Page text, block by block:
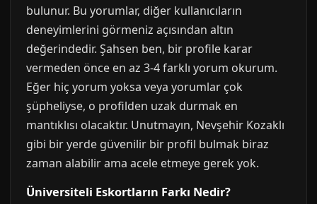
bulunur. Bu yorumlar, diğer kullanıcıların
deneyimlerini görmeniz açısından altın
değerindedir. Şahsen ben, bir profile karar
vermeden önce en az 3-4 farklı yorum okurum.
Eğer hiç yorum yoksa veya yorumlar çok
şüpheliyse, o profilden uzak durmak en
mantıklısı olacaktır. Unutmayın, Nevşehir Kozaklı
gibi bir yerde güvenilir bir profil bulmak biraz
zaman alabilir ama acele etmeye gerek yok.
Üniversiteli Eskortların Farkı Nedir?